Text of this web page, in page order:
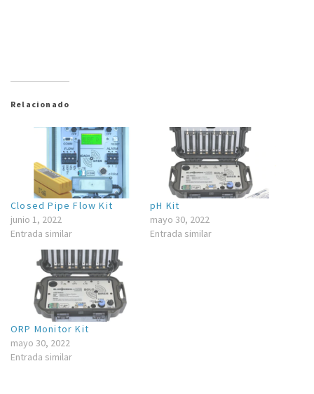
Vision Cam
Relacionado
Closed Pipe Flow Kit
junio 1, 2022
Entrada similar
pH Kit
mayo 30, 2022
Entrada similar
ORP Monitor Kit
mayo 30, 2022
Entrada similar